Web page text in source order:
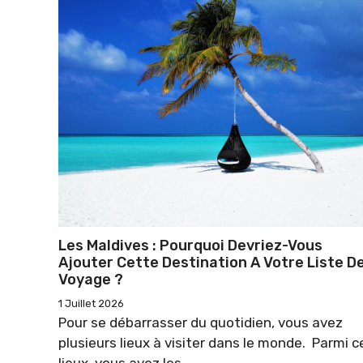
Les Maldives : Pourquoi Devriez-Vous
Ajouter Cette Destination A Votre Liste
Voyage ?
1 Juillet 2026
Pour se débarrasser du quotidien, vous avez
plusieurs lieux à visiter dans le monde. Parmi